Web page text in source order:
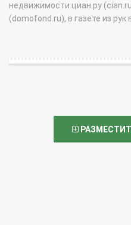
недвижимости циан.ру
(domofond.ru), в газете из рук